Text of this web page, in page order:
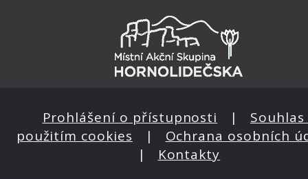
Prohlášení o přístupnosti | Souhlas
použitím cookies | Ochrana osobních
| Kontakty